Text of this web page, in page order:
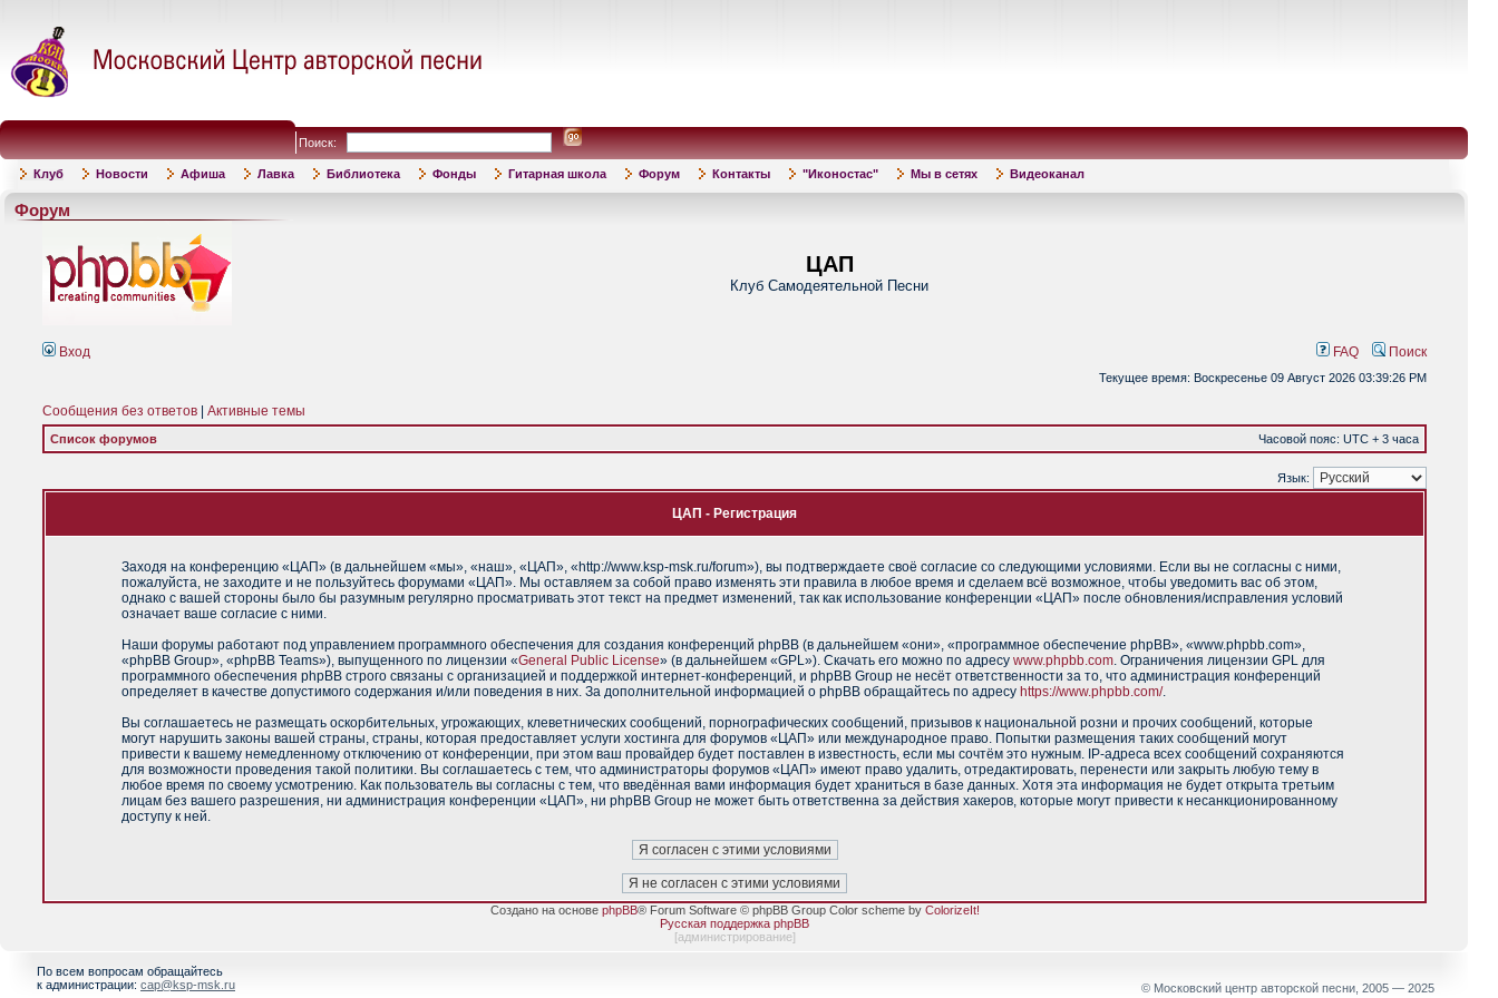
Поиск:
Клуб Новости Афиша Лавка Библиотека Фонды Гитарная школа Форум Контакты "Иконостас" Мы в сетях Видеоканал
Форум
ЦАП
Клуб Самодеятельной Песни
Вход FAQ Поиск
Текущее время: Воскресенье 09 Август 2026 03:39:26 PM
Сообщения без ответов Активные темы
Список форумов Часовой пояс: UTC + 3 часа
Язык:
ЦАП - Регистрация
Заходя на конференцию «ЦАП» (в дальнейшем «мы», «наш», «ЦАП», «http://www.ksp-msk.ru/forum»), вы подтверждаете своё согласие со следующими условиями. Если вы не согласны с ними,
пожалуйста, не заходите и не пользуйтесь форумами «ЦАП». Мы оставляем за собой право изменять эти правила в любое время и сделаем всё возможное, чтобы уведомить вас об этом,
однако с вашей стороны было бы разумным регулярно просматривать этот текст на предмет изменений, так как использование конференции «ЦАП» после обновления/исправления условий
означает ваше согласие с ними.
Наши форумы работают под управлением программного обеспечения для создания конференций phpBB (в дальнейшем «они», «программное обеспечение phpBB», «www.phpbb.com»,
«phpBB Group», «phpBB Teams»), выпущенного по лицензии «General Public License» (в дальнейшем «GPL»). Скачать его можно по адресу www.phpbb.com. Ограничения лицензии GPL для
программного обеспечения phpBB строго связаны с организацией и поддержкой интернет-конференций, и phpBB Group не несёт ответственности за то, что администрация конференций
определяет в качестве допустимого содержания и/или поведения в них. За дополнительной информацией о phpBB обращайтесь по адресу https://www.phpbb.com/.
Вы соглашаетесь не размещать оскорбительных, угрожающих, клеветнических сообщений, порнографических сообщений, призывов к национальной розни и прочих сообщений, которые
могут нарушить законы вашей страны, страны, которая предоставляет услуги хостинга для форумов «ЦАП» или международное право. Попытки размещения таких сообщений могут
привести к вашему немедленному отключению от конференции, при этом ваш провайдер будет поставлен в известность, если мы сочтём это нужным. IP-адреса всех сообщений сохраняются
для возможности проведения такой политики. Вы соглашаетесь с тем, что администраторы форумов «ЦАП» имеют право удалить, отредактировать, перенести или закрыть любую тему в
любое время по своему усмотрению. Как пользователь вы согласны с тем, что введённая вами информация будет храниться в базе данных. Хотя эта информация не будет открыта третьим
лицам без вашего разрешения, ни администрация конференции «ЦАП», ни phpBB Group не может быть ответственна за действия хакеров, которые могут привести к несанкционированному
доступу к ней.
Создано на основе phpBB® Forum Software © phpBB Group Color scheme by ColorizeIt!
Русская поддержка phpBB
[администрирование]
По всем вопросам обращайтесь
к администрации: cap@ksp-msk.ru © Московский центр авторской песни, 2005 — 2025